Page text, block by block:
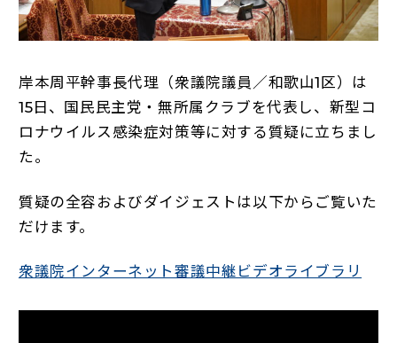
岸本周平幹事長代理（衆議院議員／和歌山1区）は
15日、国民民主党・無所属クラブを代表し、新型コ
ロナウイルス感染症対策等に対する質疑に立ちまし
た。
質疑の全容およびダイジェストは以下からご覧いた
だけます。
衆議院インターネット審議中継ビデオライブラリ